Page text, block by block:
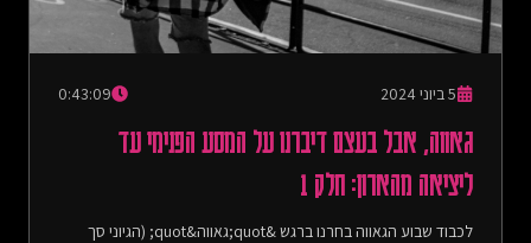
5 ביוני 2024 0:43:09
גאווה, אבל בעצם דיברנו על המסע הפנימי עד
ליציאה מהארון: חלק 1
לכבוד שבוע הגאווה בחרנו ברגש &quot;גאווה&quot; (הגיוני סך